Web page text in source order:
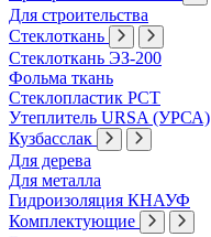
Для строительства
Стеклоткань
Стеклоткань ЭЗ-200
Фольма ткань
Стеклопластик РСТ
Утеплитель URSA (УРСА)
Кузбасслак
Для дерева
Для металла
Гидроизоляция КНАУФ
Комплектующие